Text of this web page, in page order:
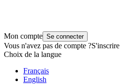
Mon compte Se connecter
Vous n'avez pas de compte ?S'inscrire
Choix de la langue
Français
English